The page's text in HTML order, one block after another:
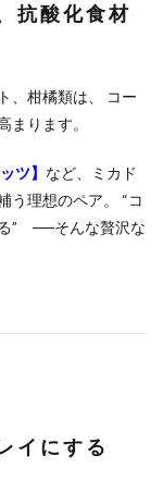
抗酸化食材
、柑橘類は、 コー
まります。
ツ】 など、ミカド
う理想のペア。 “コ
” ──そんな贅沢な
イにする